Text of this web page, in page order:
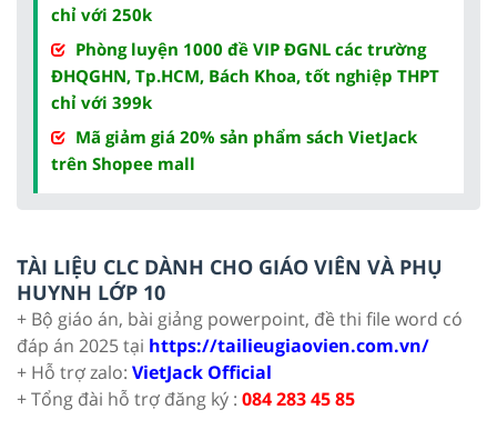
chỉ với 250k
Phòng luyện 1000 đề VIP ĐGNL các trường
ĐHQGHN, Tp.HCM, Bách Khoa, tốt nghiệp THPT
chỉ với 399k
Mã giảm giá 20% sản phẩm sách VietJack
trên Shopee mall
TÀI LIỆU CLC DÀNH CHO GIÁO VIÊN VÀ PHỤ
HUYNH LỚP 10
+ Bộ giáo án, bài giảng powerpoint, đề thi file word có
đáp án 2025 tại https://tailieugiaovien.com.vn/
+ Hỗ trợ zalo: VietJack Official
+ Tổng đài hỗ trợ đăng ký : 084 283 45 85